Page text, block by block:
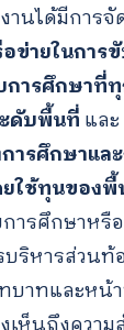
านได้มีการจั
ข่ายในการ
การศึกษาที่
ดับพื้นที่ และ
ารศึกษาแล
ยใช้ทุนของ
ารศึกษาหรื
บริหารส่วน
บาทและหน้